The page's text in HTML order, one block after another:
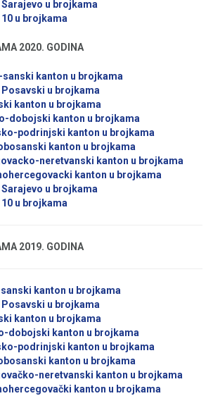
Sarajevo u brojkama
10 u brojkama
2020. GODINA
sanski kanton u brojkama
Posavski u brojkama
kanton u brojkama
dobojski kanton u brojkama
podrinjski kanton u brojkama
kanton u brojkama
neretvanski kanton u brojkama
kanton u brojkama
Sarajevo u brojkama
10 u brojkama
2019. GODINA
kanton u brojkama
Posavski u brojkama
kanton u brojkama
dobojski kanton u brojkama
podrinjski kanton u brojkama
kanton u brojkama
neretvanski kanton u brojkama
kanton u brojkama